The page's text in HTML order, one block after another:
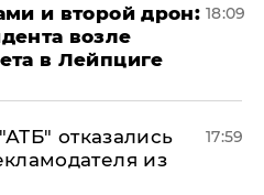
и второй дрон:
возле
в Лейпциге
18:09
отказались
из
17:59